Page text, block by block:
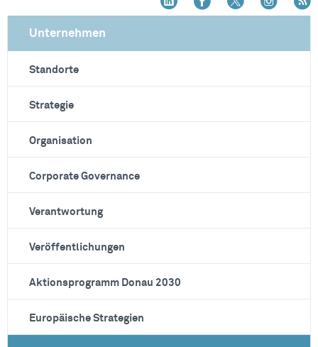
Unternehmen
Standorte
Strategie
Organisation
Corporate Governance
Verantwortung
Veröffentlichungen
Aktionsprogramm Donau 2030
Europäische Strategien